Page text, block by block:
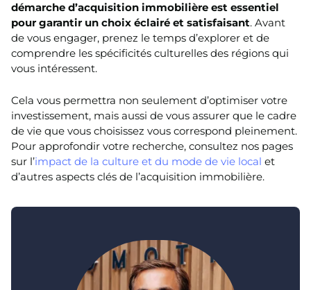
démarche d’acquisition immobilière est essentiel
pour garantir un choix éclairé et satisfaisant. Avant
de vous engager, prenez le temps d’explorer et de
comprendre les spécificités culturelles des régions qui
vous intéressent.
Cela vous permettra non seulement d’optimiser votre
investissement, mais aussi de vous assurer que le cadre
de vie que vous choisissez vous correspond pleinement.
Pour approfondir votre recherche, consultez nos pages
sur l’impact de la culture et du mode de vie local et
d’autres aspects clés de l’acquisition immobilière.